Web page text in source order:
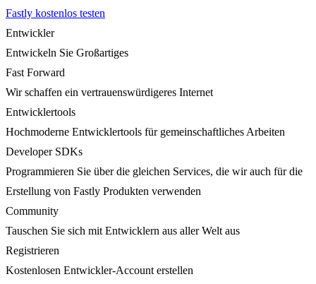
Fastly kostenlos testen
Entwickler
Entwickeln Sie Großartiges
Fast Forward
Wir schaffen ein vertrauenswürdigeres Internet
Entwicklertools
Hochmoderne Entwicklertools für gemeinschaftliches Arbeiten
Developer SDKs
Programmieren Sie über die gleichen Services, die wir auch für die
Erstellung von Fastly Produkten verwenden
Community
Tauschen Sie sich mit Entwicklern aus aller Welt aus
Registrieren
Kostenlosen Entwickler-Account erstellen